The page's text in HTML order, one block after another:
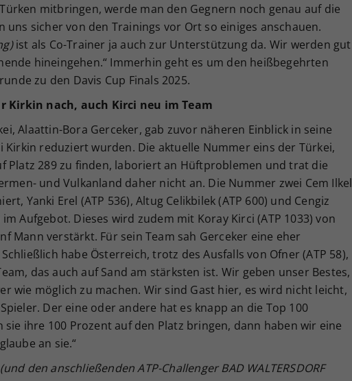
mitbringen, werde man den Gegnern noch genau auf die
uns sicher von den Trainings vor Ort so einiges anschauen.
ist als Co-Trainer ja auch zur Unterstützung da. Wir werden gut
hineingehen.“ Immerhin geht es um den heißbegehrten
zu den Davis Cup Finals 2025.
nach, auch Kirci neu im Team
Alaattin-Bora Gerceker, gab zuvor näheren Einblick in seine
Kirkin reduziert wurden. Die aktuelle Nummer eins der Türkei,
Platz 289 zu finden, laboriert an Hüftproblemen und trat die
und Vulkanland daher nicht an. Die Nummer zwei Cem Ilkel
Yanki Erel (ATP 536), Altug Celikbilek (ATP 600) und Cengiz
im Aufgebot. Dieses wird zudem mit Koray Kirci (ATP 1033) von
Mann verstärkt. Für sein Team sah Gerceker eine eher
habe Österreich, trotz des Ausfalls von Ofner (ATP 58),
das auch auf Sand am stärksten ist. Wir geben unser Bestes,
wie möglich zu machen. Wir sind Gast hier, es wird nicht leicht,
Der eine oder andere hat es knapp an die Top 100
sie ihre 100 Prozent auf den Platz bringen, dann haben wir eine
an sie.“
den anschließenden ATP-Challenger BAD WALTERSDORF